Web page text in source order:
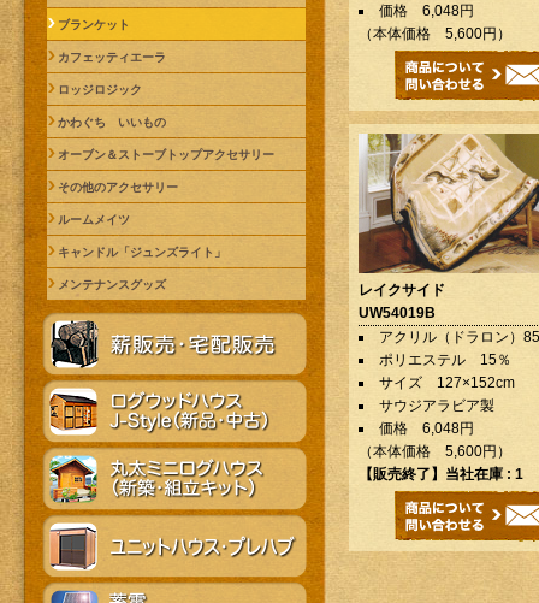
ブランケット
カフェッティエーラ
ロッジロジック
かわぐち いいもの
オーブン＆ストーブトップアクセサリー
その他のアクセサリー
ルームメイツ
キャンドル「ジュンズライト」
メンテナンスグッズ
価格 6,048円
（本体価格 5,600円）
レイクサイド
UW54019B
アクリル（ドラロン）
ポリエステル 15％
サイズ 127×152cm
サウジアラビア製
価格 6,048円
（本体価格 5,600円）
【販売終了】当社在庫 : 1